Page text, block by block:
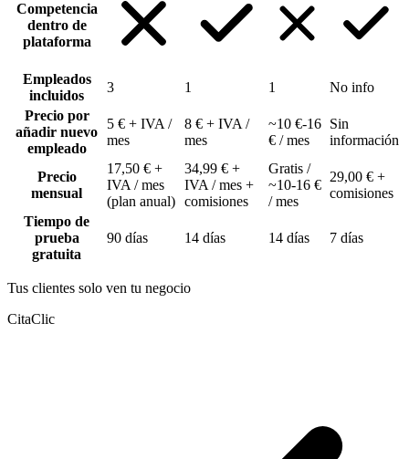
Competencia
dentro de
plataforma
Empleados
incluidos
3 1 1
No info
Precio por
añadir nuevo
empleado
5 € + IVA /
mes
8 € + IVA /
mes
~10 €-16
€ / mes
Sin
información
Precio
mensual
17,50 € +
IVA / mes
(plan anual)
34,99 € +
IVA / mes +
comisiones
Gratis /
~10-16 €
/ mes
29,00 € +
comisiones
Tiempo de
prueba
gratuita
90 días 14 días 14 días 7 días
Tus clientes solo ven tu negocio
CitaClic